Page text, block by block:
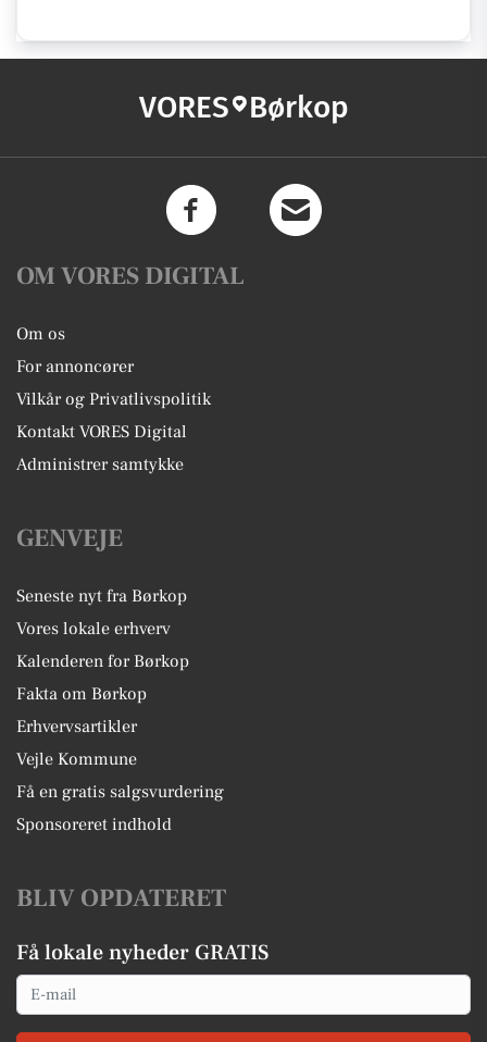
VORES Børkop
OM VORES DIGITAL
Om os
For annoncører
Vilkår og Privatlivspolitik
Kontakt VORES Digital
Administrer samtykke
GENVEJE
Seneste nyt fra Børkop
Vores lokale erhverv
Kalenderen for Børkop
Fakta om Børkop
Erhvervsartikler
Vejle Kommune
Få en gratis salgsvurdering
Sponsoreret indhold
BLIV OPDATERET
Få lokale nyheder GRATIS
Email